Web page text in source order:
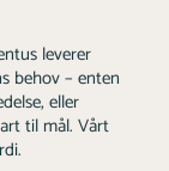
leverer
behov – enten
eller
til mål. Vårt